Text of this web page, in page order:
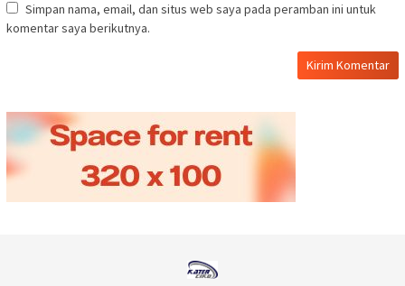
Simpan nama, email, dan situs web saya pada peramban ini untuk
komentar saya berikutnya.